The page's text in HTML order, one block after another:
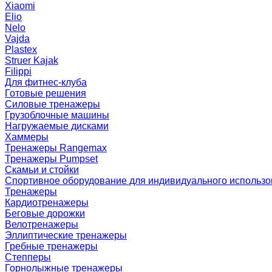
Xiaomi
Elio
Nelo
Vajda
Plastex
Struer Kajak
Filippi
Для фитнес-клуба
Готовые решения
Силовые тренажеры
Грузоблочные машины
Нагружаемые дисками
Хаммеры
Тренажеры Rangemax
Тренажеры Pumpset
Скамьи и стойки
Спортивное оборудование для индивидуального
Тренажеры
Кардиотренажеры
Беговые дорожки
Велотренажеры
Эллиптические тренажеры
Гребные тренажеры
Степперы
Горнолыжные тренажеры